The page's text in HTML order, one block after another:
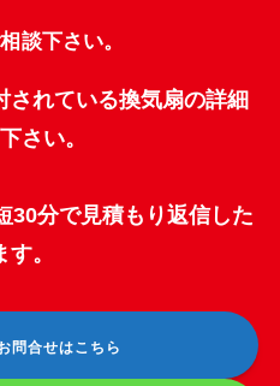
談下さい。
されている換気扇の詳細
さい。
30分で見積もり返信した
す。
問合せはこちら